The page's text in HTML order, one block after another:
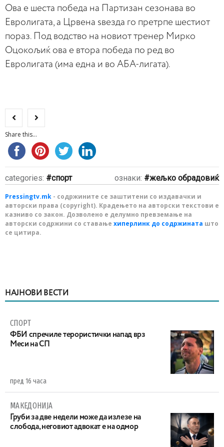
Ова е шеста победа на Партизан сезонава во
Евролигата, а Црвена ѕвезда го претрпе шестиот
пораз. Под водство на новиот тренер Мирко
Оцокољиќ ова е втора победа по ред во
Евролигата (има една и во АБА-лигата).
Share this...
categories: спорт ознаки: жељко обрадовиќ
Pressingtv.mk - содржините се заштитени со издавачки и
авторски права (copyright). Крадењето на авторски текстови е
казниво со закон. Дозволено е делумно превземање на
авторски содржини со ставање хиперлинк до содржината што
се цитира.
НАЈНОВИ ВЕСТИ
СПОРТ
ФБИ спречиле терористички напад врз
Меси на СП
пред 16 часа
МАКЕДОНИЈА
Груби за две недели може да излезе на
слобода, неговиот адвокат е на одмор